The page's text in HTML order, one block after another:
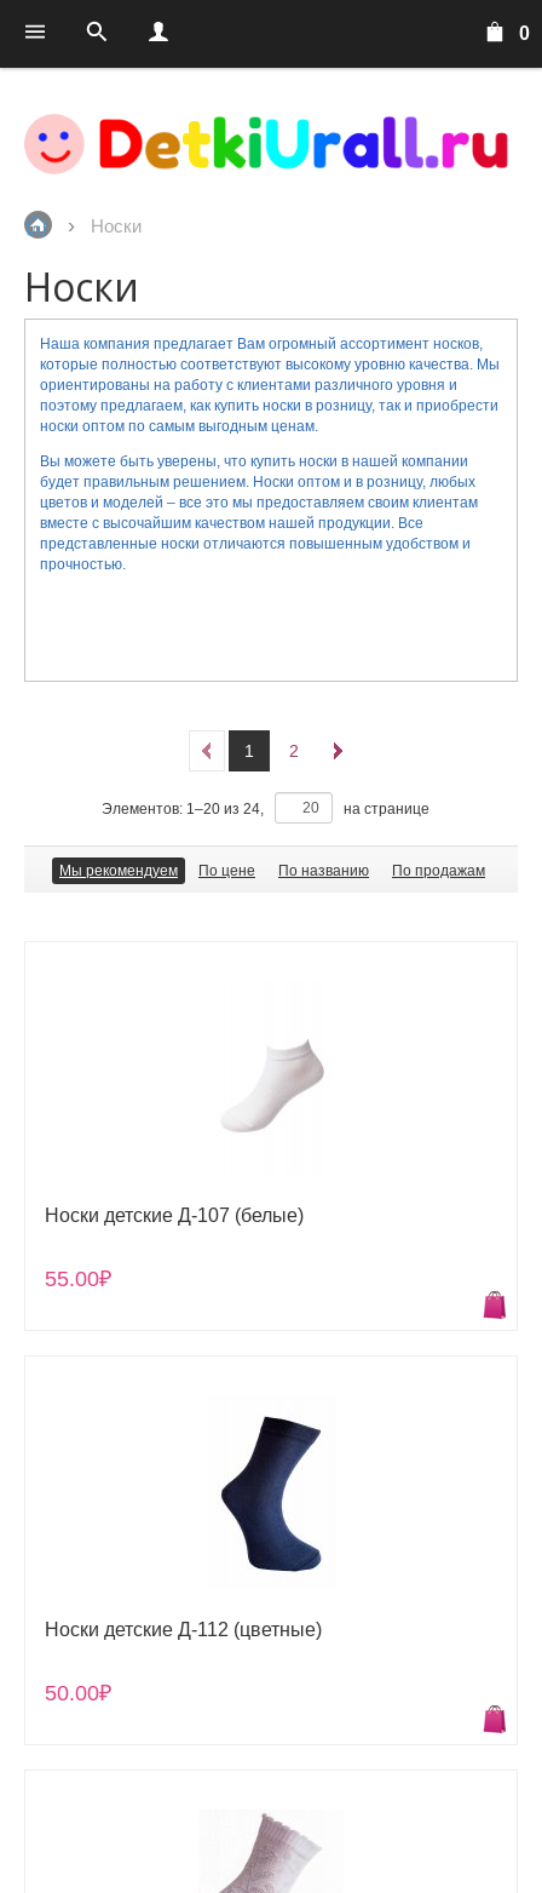
0
Носки
Носки
Наша компания предлагает Вам огромный ассортимент носков,
которые полностью соответствуют высокому уровню качества. Мы
ориентированы на работу с клиентами различного уровня и
поэтому предлагаем, как купить носки в розницу, так и приобрести
носки оптом по самым выгодным ценам.
Вы можете быть уверены, что купить носки в нашей компании
будет правильным решением. Носки оптом и в розницу, любых
цветов и моделей – все это мы предоставляем своим клиентам
вместе с высочайшим качеством нашей продукции. Все
представленные носки отличаются повышенным удобством и
прочностью.
1 2
Элементов: 1–20из 24, на странице
Мы рекомендуем По цене По названию По продажам
Носки детские Д-107 (белые)
55.00₽
Носки детские Д-112 (цветные)
50.00₽